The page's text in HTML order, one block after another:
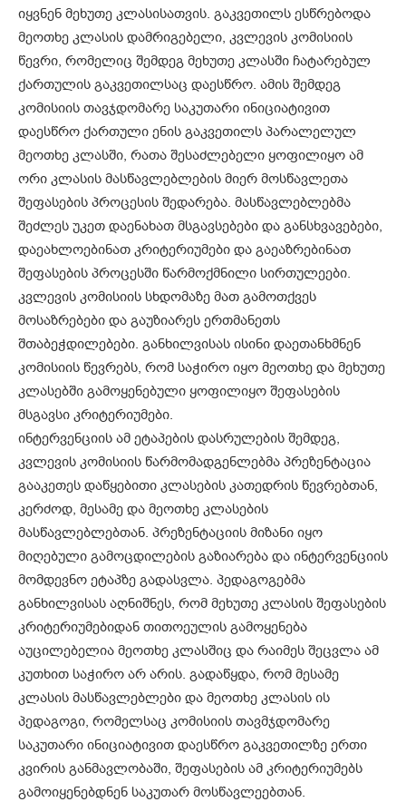
იყვნენ მეხუთე კლასისათვის. გაკვეთილს ესწრებოდა
მეოთხე კლასის დამრიგებელი, კვლევის კომისიის
წევრი, რომელიც შემდეგ მეხუთე კლასში ჩატარებულ
ქართულის გაკვეთილსაც დაესწრო. ამის შემდეგ
კომისიის თავჯდომარე საკუთარი ინიციატივით
დაესწრო ქართული ენის გაკვეთილს პარალელულ
მეოთხე კლასში, რათა შესაძლებელი ყოფილიყო ამ
ორი კლასის მასწავლებლების მიერ მოსწავლეთა
შეფასების პროცესის შედარება. მასწავლებლებმა
შეძლეს უკეთ დაენახათ მსგავსებები და განსხვავებები,
დაეახლოებინათ კრიტერიუმები და გაეაზრებინათ
შეფასების პროცესში წარმოქმნილი სირთულეები.
კვლევის კომისიის სხდომაზე მათ გამოთქვეს
მოსაზრებები და გაუზიარეს ერთმანეთს
შთაბეჭდილებები. განხილვისას ისინი დაეთანხმნენ
კომისიის წევრებს, რომ საჭირო იყო მეოთხე და მეხუთე
კლასებში გამოყენებული ყოფილიყო შეფასების
მსგავსი კრიტერიუმები.
ინტერვენციის ამ ეტაპების დასრულების შემდეგ,
კვლევის კომისიის წარმომადგენლებმა პრეზენტაცია
გააკეთეს დაწყებითი კლასების კათედრის წევრებთან,
კერძოდ, მესამე და მეოთხე კლასების
მასწავლებლებთან. პრეზენტაციის მიზანი იყო
მიღებული გამოცდილების გაზიარება და ინტერვენციის
მომდევნო ეტაპზე გადასვლა. პედაგოგებმა
განხილვისას აღნიშნეს, რომ მეხუთე კლასის შეფასების
კრიტერიუმებიდან თითოეულის გამოყენება
აუცილებელია მეოთხე კლასშიც და რაიმეს შეცვლა ამ
კუთხით საჭირო არ არის. გადაწყდა, რომ მესამე
კლასის მასწავლებლები და მეოთხე კლასის ის
პედაგოგი, რომელსაც კომისიის თავმჯდომარე
საკუთარი ინიციატივით დაესწრო გაკვეთილზე ერთი
კვირის განმავლობაში, შეფასების ამ კრიტერიუმებს
გამოიყენებდნენ საკუთარ მოსწავლეებთან.